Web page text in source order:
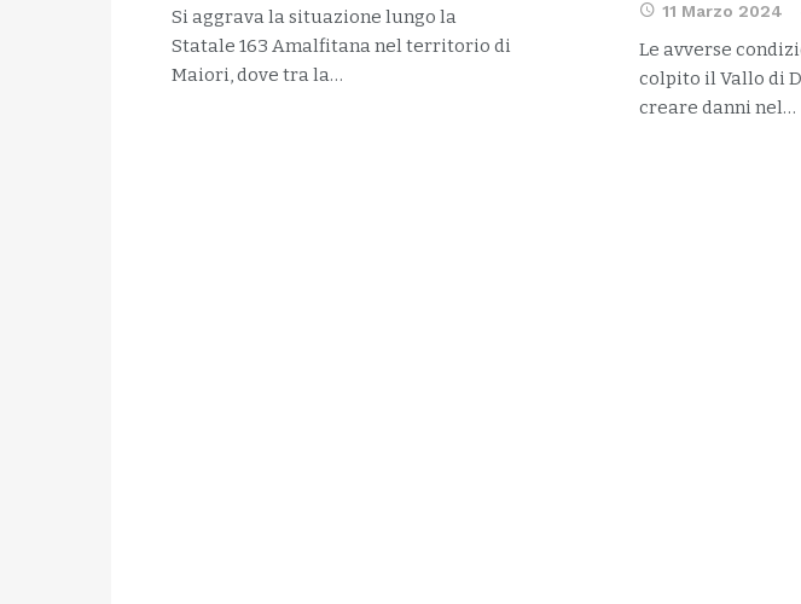
Si aggrava la situazione lungo la
Statale 163 Amalfitana nel territorio di
Maiori, dove tra la…
11 Marzo 2024
Le avverse
colpito il Vallo di
creare danni nel…